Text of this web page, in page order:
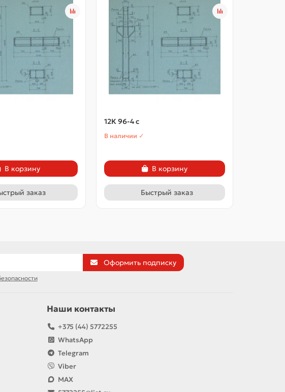
В корзину
заказ
12К 96-4 с
В наличии ✓
В корзину
Быстрый заказ
Оформить подписку
Наши контакты
+375 (44) 5772255
WhatsApp
Telegram
Viber
MAX